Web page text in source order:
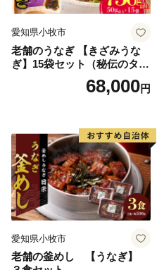
愛知県小牧市
老舗のうなぎ 【きざみうな
ぎ】15袋セット（秘伝のタレ
68,000円
愛知県小牧市
老舗の釜めし 【うなぎ】